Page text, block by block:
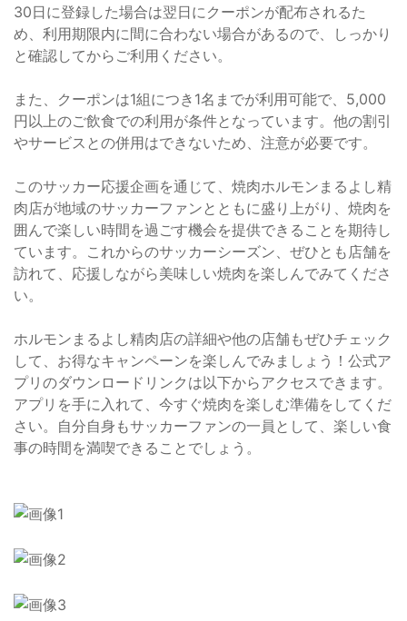
30日に登録した場合は翌日にクーポンが配布されるた
め、利用期限内に間に合わない場合があるので、しっかり
と確認してからご利用ください。
また、クーポンは1組につき1名までが利用可能で、5,000
円以上のご飲食での利用が条件となっています。他の割引
やサービスとの併用はできないため、注意が必要です。
このサッカー応援企画を通じて、焼肉ホルモンまるよし精
肉店が地域のサッカーファンとともに盛り上がり、焼肉を
囲んで楽しい時間を過ごす機会を提供できることを期待し
ています。これからのサッカーシーズン、ぜひとも店舗を
訪れて、応援しながら美味しい焼肉を楽しんでみてくださ
い。
ホルモンまるよし精肉店の詳細や他の店舗もぜひチェック
して、お得なキャンペーンを楽しんでみましょう！公式ア
プリのダウンロードリンクは以下からアクセスできます。
アプリを手に入れて、今すぐ焼肉を楽しむ準備をしてくだ
さい。自分自身もサッカーファンの一員として、楽しい食
事の時間を満喫できることでしょう。